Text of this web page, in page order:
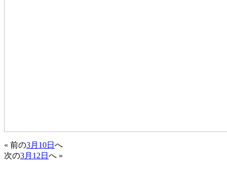
« 前の3月10日 へ
次の3月12日 へ »